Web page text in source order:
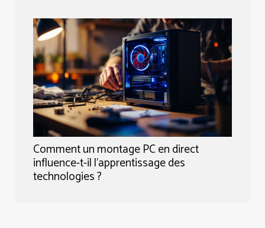
Comment un montage PC en direct
influence-t-il l'apprentissage des
technologies ?